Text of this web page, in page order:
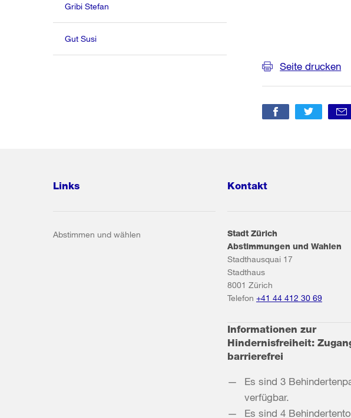
Seite drucken
Gribi Stefan
Gut Susi
Links
Abstimmen und wählen
Kontakt
Stadt Zürich
Abstimmungen und Wahlen
Stadthausquai 17
Stadthaus
8001 Zürich
Telefon +41 44 412 30 69
Informationen zur
Hindernisfreiheit:
barrierefrei
Es sind 3
verfügbar.
Es sind 4